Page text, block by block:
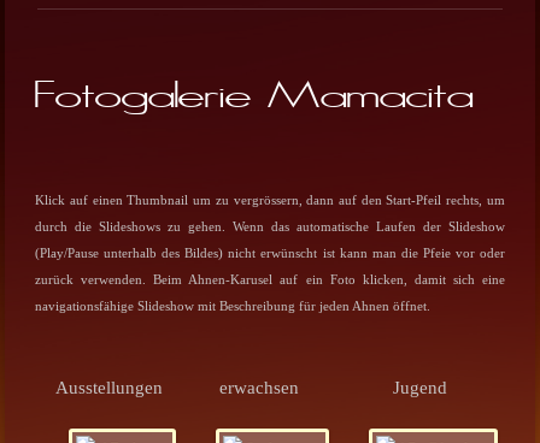
Fotogalerie Mamacita
Klick auf einen Thumbnail um zu vergrössern, dann auf den Start-Pfeil rechts, um
durch die Slideshows zu gehen. Wenn das automatische Laufen der Slideshow
(Play/Pause unterhalb des Bildes) nicht erwünscht ist kann man die Pfeie vor oder
zurück verwenden. Beim Ahnen-Karusel auf ein Foto klicken, damit sich eine
navigationsfähige Slideshow mit Beschreibung für jeden Ahnen öffnet.
Ausstellungen erwachsen Jugend